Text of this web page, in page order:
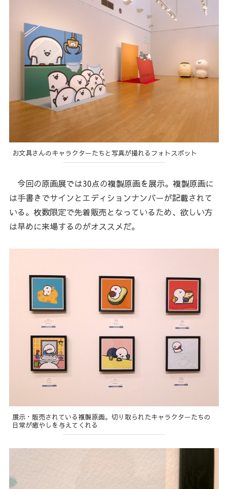
お文具さんのキャラクターたちと写真が撮れるフォトスポット
今回の原画展では30点の複製原画を展示。複製原画に
は手書きでサインとエディションナンバーが記載されて
いる。枚数限定で先着販売となっているため、欲しい方
は早めに来場するのがオススメだ。
展示・販売されている複製原画。切り取られたキャラクターたちの
日常が癒やしを与えてくれる